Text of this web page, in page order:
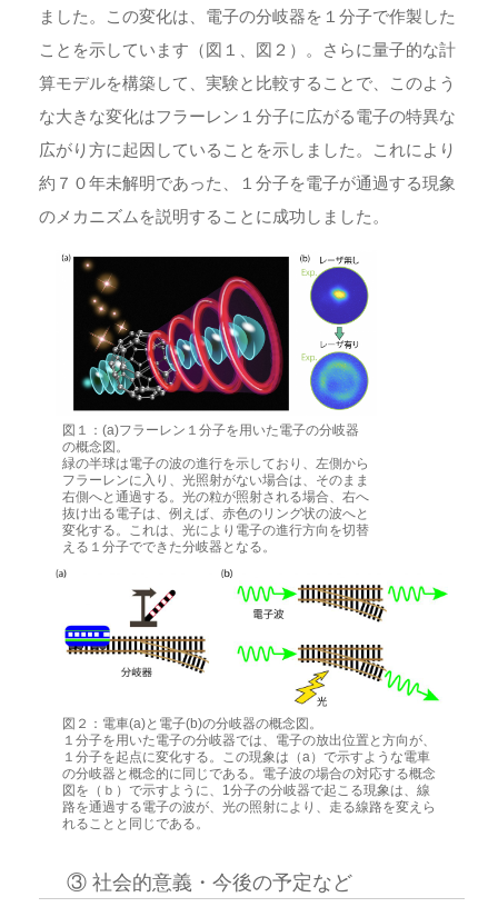
ました。この変化は、電子の分岐器を１分子で作製した
ことを示しています（図１、図２）。さらに量子的な計
算モデルを構築して、実験と比較することで、このよう
な大きな変化はフラーレン１分子に広がる電子の特異な
広がり方に起因していることを示しました。これにより
約７０年未解明であった、１分子を電子が通過する現象
のメカニズムを説明することに成功しました。
図１：(a)フラーレン１分子を用いた電子の分岐器
の概念図。
緑の半球は電子の波の進行を示しており、左側から
フラーレンに入り、光照射がない場合は、そのまま
右側へと通過する。光の粒が照射される場合、右へ
抜け出る電子は、例えば、赤色のリング状の波へと
変化する。これは、光により電子の進行方向を切替
える１分子でできた分岐器となる。
図２：電車(a)と電子(b)の分岐器の概念図。
１分子を用いた電子の分岐器では、電子の放出位置と方向が、
１分子を起点に変化する。この現象は（a）で示すような電車
の分岐器と概念的に同じである。電子波の場合の対応する概念
図を（ｂ）で示すように、1分子の分岐器で起こる現象は、線
路を通過する電子の波が、光の照射により、走る線路を変えら
れることと同じである。
③ 社会的意義・今後の予定など